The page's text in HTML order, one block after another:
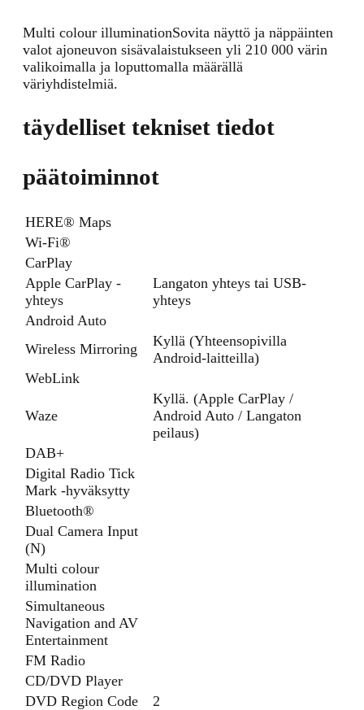
Multi colour illuminationSovita näyttö ja näppäinten
valot ajoneuvon sisävalaistukseen yli 210 000 värin
valikoimalla ja loputtomalla määrällä
väriyhdistelmiä.
täydelliset tekniset tiedot
päätoiminnot
HERE® Maps
Wi-Fi®
CarPlay
Apple CarPlay -
yhteys
Langaton yhteys tai USB-
yhteys
Android Auto
Wireless Mirroring
Kyllä (Yhteensopivilla
Android-laitteilla)
WebLink
Waze
Kyllä. (Apple CarPlay /
Android Auto / Langaton
peilaus)
DAB+
Digital Radio Tick
Mark -hyväksytty
Bluetooth®
Dual Camera Input
(N)
Multi colour
illumination
Simultaneous
Navigation and AV
Entertainment
FM Radio
CD/DVD Player
DVD Region Code
2